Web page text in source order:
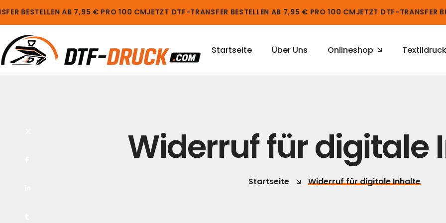
BESTELLEN AB 7,95 € PRO 100 CMJETZT DTF-TRANSFER BESTELLEN AB 7,95 € PRO 100 CMJETZT DTF-TRANSFER
Startseite Über Uns Onlineshop Textildruck
Widerruf für digitale
Startseite Widerruf für digitale Inhalte